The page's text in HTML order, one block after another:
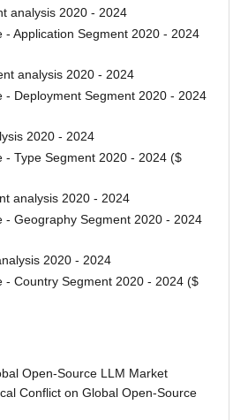
analysis 2020 - 2024
- Application Segment 2020 - 2024
analysis 2020 - 2024
- Deployment Segment 2020 - 2024
2020 - 2024
- Type Segment 2020 - 2024 ($
analysis 2020 - 2024
- Geography Segment 2020 - 2024
2020 - 2024
- Country Segment 2020 - 2024 ($
Open-Source LLM Market
Conflict on Global Open-Source